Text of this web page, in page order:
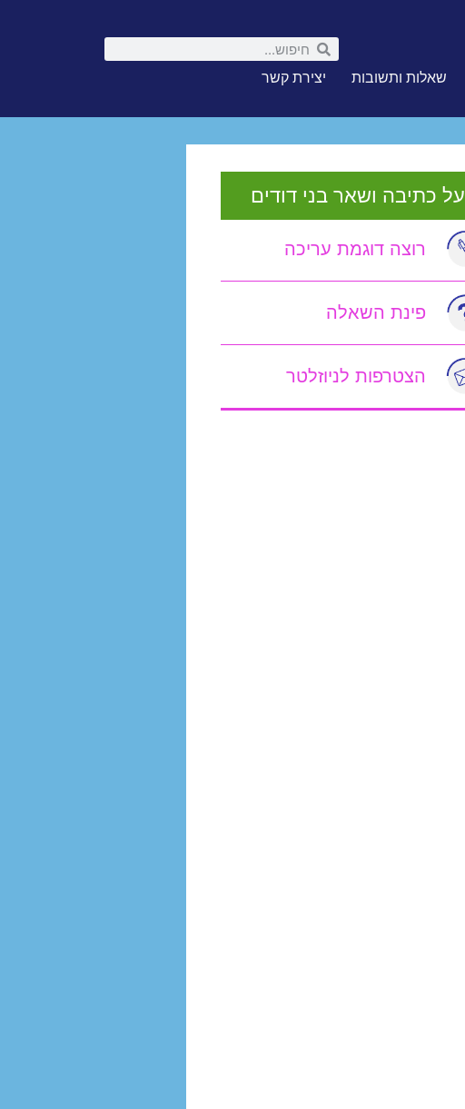
שאלות ותשובות יצירת קשר
על כתיבה ושאר בני דודים
רוצה דוגמת עריכה
פינת השאלה
הצטרפות לניוזלטר